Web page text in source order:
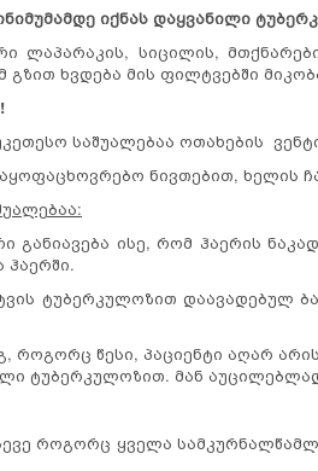
იქნას დაყვანილი
ლაპარაკის, სიცილის,
გზით ხვდება მის ფილტვებში
საშუალებაა ოთახების
ნივთებით, ხელის
განიავება ისე, რომ ჰაერის
ტუბერკულოზით დაავადებულ
როგორც წესი, პაციენტი აღარ
ტუბერკულოზით. მან
როგორც ყველა